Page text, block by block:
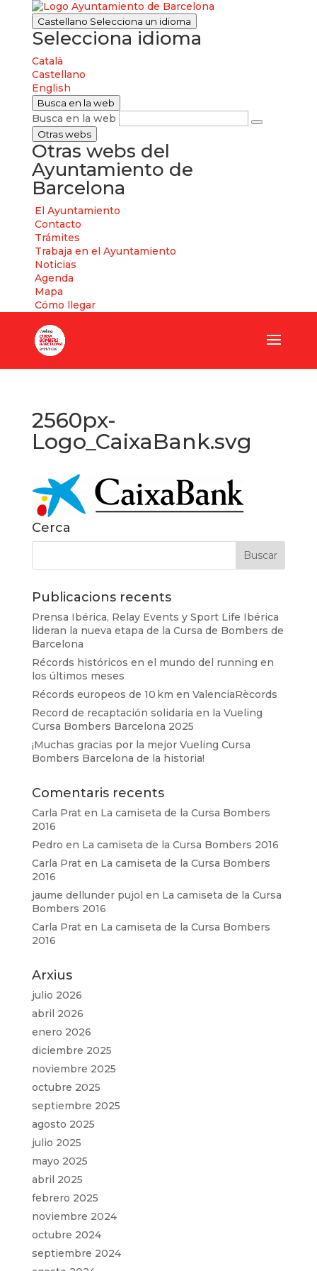
Castellano Selecciona un idioma
Selecciona idioma
Català
Castellano
English
Busca en la web
Busca en la web
Otras webs
Otras webs del
Ayuntamiento de
Barcelona
El Ayuntamiento
Contacto
Trámites
Trabaja en el Ayuntamiento
Noticias
Agenda
Mapa
Cómo llegar
2560px-
Logo_CaixaBank.svg
Cerca
Publicacions recents
Prensa Ibérica, Relay Events y Sport Life Ibérica
lideran la nueva etapa de la Cursa de Bombers de
Barcelona
Récords históricos en el mundo del running en
los últimos meses
Récords europeos de 10 km en ValenciaRècords
Record de recaptación solidaria en la Vueling
Cursa Bombers Barcelona 2025
¡Muchas gracias por la mejor Vueling Cursa
Bombers Barcelona de la historia!
Comentaris recents
Carla Praten La camiseta de la Cursa Bombers
2016
Pedro en La camiseta de la Cursa Bombers 2016
Carla Praten La camiseta de la Cursa Bombers
2016
jaume dellunder pujol en La camiseta de la Cursa
Bombers 2016
Carla Praten La camiseta de la Cursa Bombers
2016
Arxius
julio 2026
abril 2026
enero 2026
diciembre 2025
noviembre 2025
octubre 2025
septiembre 2025
agosto 2025
julio 2025
mayo 2025
abril 2025
febrero 2025
noviembre 2024
octubre 2024
septiembre 2024